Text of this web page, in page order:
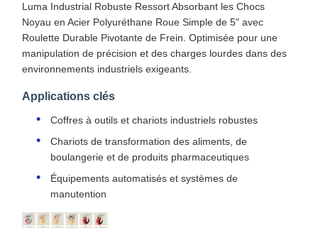
Luma Industrial Robuste Ressort Absorbant les Chocs
Noyau en Acier Polyuréthane Roue Simple de 5" avec
Roulette Durable Pivotante de Frein. Optimisée pour une
manipulation de précision et des charges lourdes dans des
environnements industriels exigeants.
Applications clés
Coffres à outils et chariots industriels robustes
Chariots de transformation des aliments, de
boulangerie et de produits pharmaceutiques
Équipements automatisés et systèmes de
manutention